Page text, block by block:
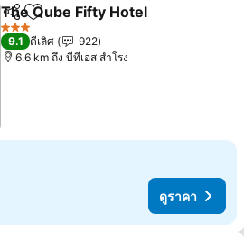
แชร์ เพิ่มในรายการโปรด
The Qube Fifty Hotel
3 ดาว
9.1 ดีเลิศ
922
6.6 km ถึง บีทีเอส สำโรง
ดูราคา